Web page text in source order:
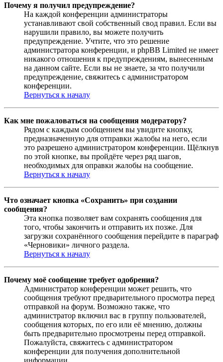
Почему я получил предупреждение?
На каждой конференции администраторы
устанавливают свой собственный свод правил. Если вы
нарушили правило, вы можете получить
предупреждение. Учтите, что это решение
администратора конференции, и phpBB Limited не имеет
никакого отношения к предупреждениям, вынесенным
на данном сайте. Если вы не знаете, за что получили
предупреждение, свяжитесь с администратором
конференции.
Вернуться к началу
Как мне пожаловаться на сообщения модератору?
Рядом с каждым сообщением вы увидите кнопку,
предназначенную для отправки жалобы на него, если
это разрешено администратором конференции. Щёлкнув
по этой кнопке, вы пройдёте через ряд шагов,
необходимых для оправки жалобы на сообщение.
Вернуться к началу
Что означает кнопка «Сохранить» при создании
сообщения?
Эта кнопка позволяет вам сохранять сообщения для
того, чтобы закончить и отправить их позже. Для
загрузки сохранённого сообщения перейдите в параграф
«Черновики» личного раздела.
Вернуться к началу
Почему моё сообщение требует одобрения?
Администратор конференции может решить, что
сообщения требуют предварительного просмотра перед
отправкой на форум. Возможно также, что
администратор включил вас в группу пользователей,
сообщения которых, по его или её мнению, должны
быть предварительно просмотрены перед отправкой.
Пожалуйста, свяжитесь с администратором
конференции для получения дополнительной
информации.